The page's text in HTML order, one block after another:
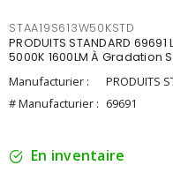
STAA19S613W50KSTD
PRODUITS STANDARD
5000K 1600LM À Gradation
Manufacturier :
PRODUITS
# Manufacturier : 69691
En inventaire